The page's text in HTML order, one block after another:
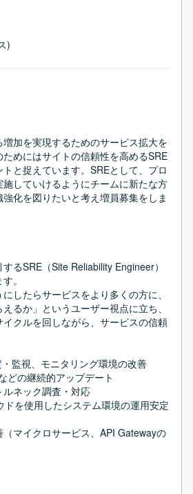
)
加を実現するためのサービス拡大を
めにはサイトの信頼性を高めるSRE
と捉えています。SREとして、プロ
していけるようにチームに新たな方
化を図りたいと考え増員募集をしま
るSRE（Site Reliability Engineer）
。
したらサービスをより多くの方に、
るか」というユーザー視点に立ち、
クルを回しながら、サービスの信頼
・監視、モニタリング環境の改善
どの継続的アップデート
ルネック調査・対応
ドを使用したシステム環境の運用安定
（マイクロサービス、API Gatewayの